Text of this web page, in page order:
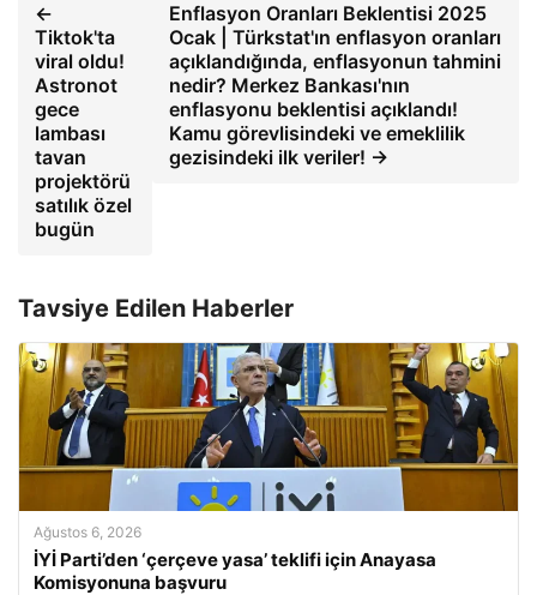
←
Tiktok'ta
viral oldu!
Astronot
gece
lambası
tavan
projektörü
satılık özel
bugün
Enflasyon Oranları Beklentisi 2025
Ocak | Türkstat'ın enflasyon oranları
açıklandığında, enflasyonun tahmini
nedir? Merkez Bankası'nın
enflasyonu beklentisi açıklandı!
Kamu görevlisindeki ve emeklilik
gezisindeki ilk veriler! →
Tavsiye Edilen Haberler
Ağustos 6, 2026
İYİ Parti’den ‘çerçeve yasa’ teklifi için Anayasa
Komisyonuna başvuru